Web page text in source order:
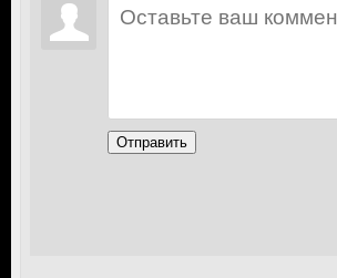
Отправить